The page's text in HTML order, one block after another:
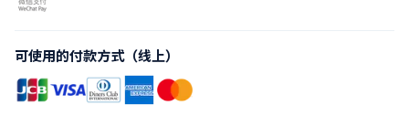
可使用的付款方式（线上）